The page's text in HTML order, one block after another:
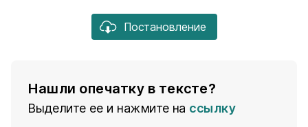
Постановление
Нашли опечатку в тексте?
Выделите ее и нажмите на ссылку